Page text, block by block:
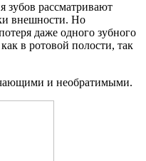
зубов рассматривают
внешности. Но
даже одного зубного
в ротовой полости, так
и необратимыми.